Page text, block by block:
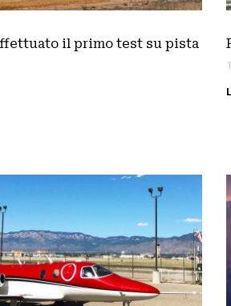
il primo test su pista